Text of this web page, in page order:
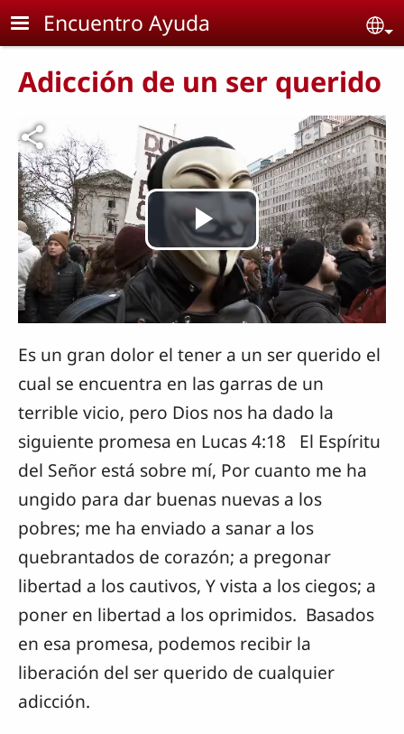
Skip to main content
Encuentro Ayuda
Adicción de un ser querido
Archivo de vídeo
Reproducir
Vídeo
Es un gran dolor el tener a un ser querido el
cual se encuentra en las garras de un
terrible vicio, pero Dios nos ha dado la
siguiente promesa en Lucas 4:18 El Espíritu
del Señor está sobre mí, Por cuanto me ha
ungido para dar buenas nuevas a los
pobres; me ha enviado a sanar a los
quebrantados de corazón; a pregonar
libertad a los cautivos, Y vista a los ciegos; a
poner en libertad a los oprimidos. Basados
en esa promesa, podemos recibir la
liberación del ser querido de cualquier
adicción.